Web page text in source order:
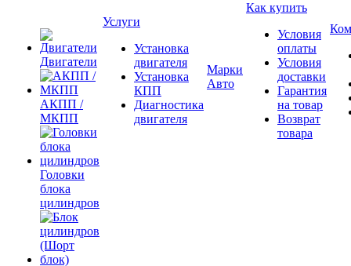
Двигатели
АКПП /
МКПП
Головки
блока
цилиндров
Услуги
Установка
двигателя
Установка
КПП
Диагностика
двигателя
Марки
Авто
Как купить
Условия
оплаты
Условия
доставки
Гарантия
на товар
Возврат
товара